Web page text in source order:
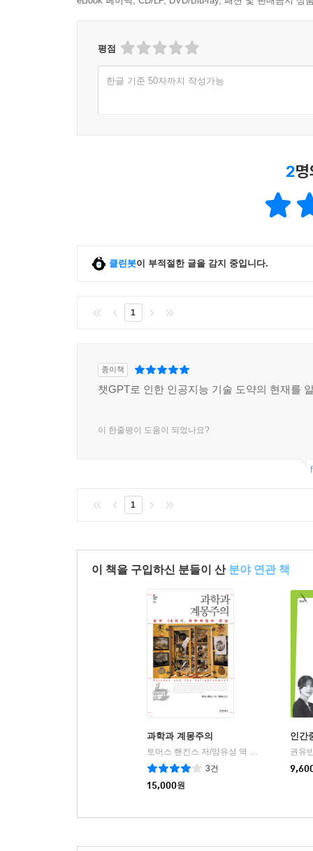
평점
한글 기준 50자까지 작성가능
2
클린봇이 부적절한 글을 감지 중입니다.
1
종이책
챗GPT로 인한 인공지능 기술 도약의 현재를
이 한줄평이 도움이 되었나요?
1
이 책을 구입하신 분들이 산 분야 연관 책
과학과 계몽주의
토머스 핸킨스 저/양유성 역 | 글항아리
3건
15,000원
인간
권유